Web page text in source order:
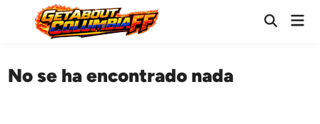
contenido
Abrir
No se ha encontrado nada